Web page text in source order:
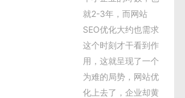
就2-3年，而网站
SEO优化大约也需求
这个时刻才干看到作
用，这就呈现了一个
为难的局势，网站优
化上去了，企业却黄